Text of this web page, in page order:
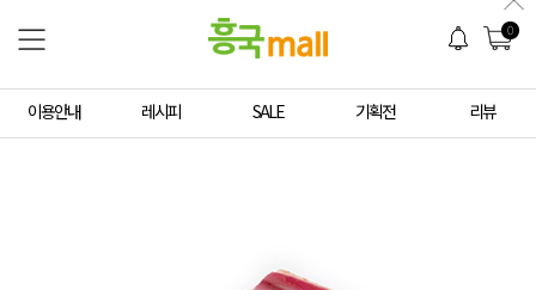
0
이용안내 레시피 SALE 기획전 리뷰